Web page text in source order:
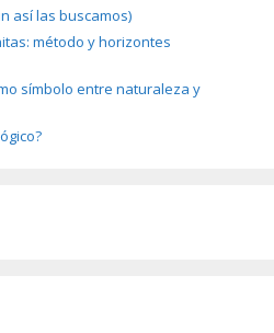
así las buscamos)
método y horizontes
símbolo entre naturaleza y